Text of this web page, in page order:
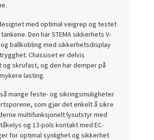
med optimal veigrep og testet
Den har STEMA sikkerhets V-
ballkobling med sikkerhetsdisplay
Chassiset er delvis
og skrufast, og den har demper på
lasting.
mange feste- og sikringsmuligheter
som gjør det enkelt å sikre
multifunksjonelt lysutstyr med
og 13-pols kontakt med EC-
for optimal synlighet og sikkerhet